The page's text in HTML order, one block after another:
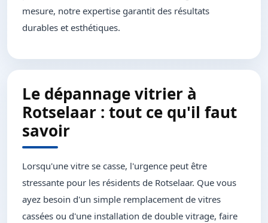
mesure, notre expertise garantit des résultats
durables et esthétiques.
Le dépannage vitrier à
Rotselaar : tout ce qu'il faut
savoir
Lorsqu'une vitre se casse, l'urgence peut être
stressante pour les résidents de Rotselaar. Que vous
ayez besoin d'un simple remplacement de vitres
cassées ou d'une installation de double vitrage, faire